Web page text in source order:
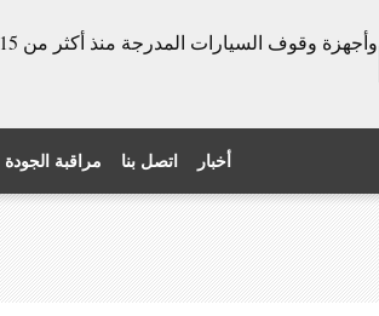
الشركة المصنعة للأبواب الدوارة وأجهزة وقوف السيارات المدرجة منذ أكثر من 15
مراقبة الجودة اتصل بنا أخبار